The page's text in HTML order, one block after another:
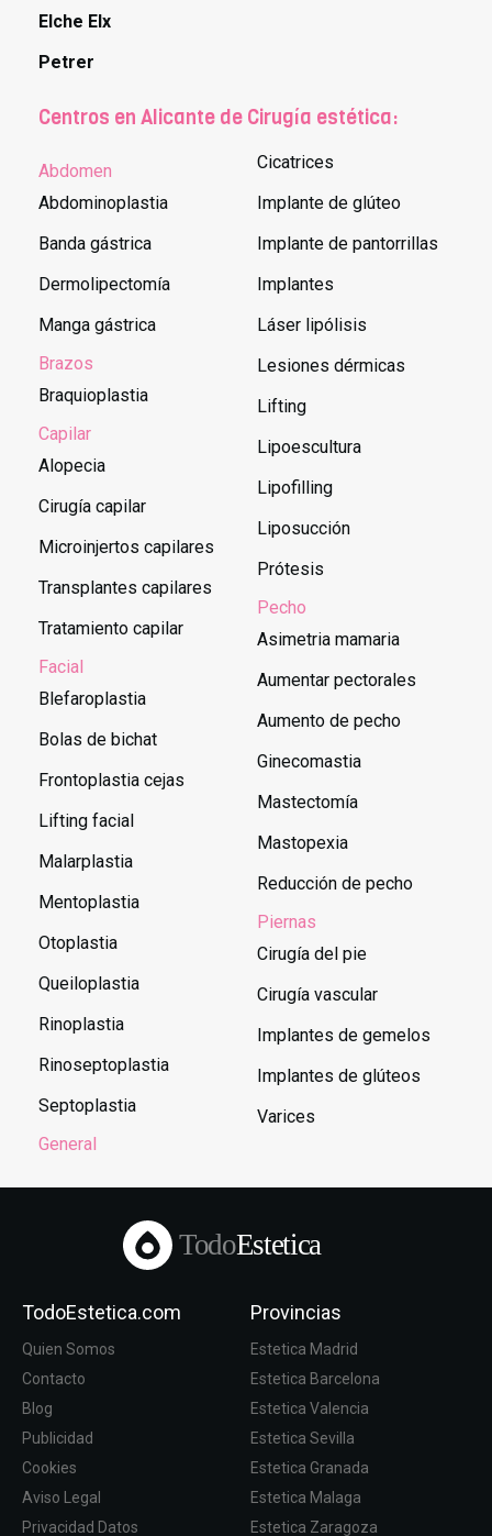
Elche Elx
Petrer
Centros en Alicante de Cirugía estética:
Abdomen
Abdominoplastia
Banda gástrica
Dermolipectomía
Manga gástrica
Brazos
Braquioplastia
Capilar
Alopecia
Cirugía capilar
Microinjertos capilares
Transplantes capilares
Tratamiento capilar
Facial
Blefaroplastia
Bolas de bichat
Frontoplastia cejas
Lifting facial
Malarplastia
Mentoplastia
Otoplastia
Queiloplastia
Rinoplastia
Rinoseptoplastia
Septoplastia
General
Cicatrices
Implante de glúteo
Implante de pantorrillas
Implantes
Láser lipólisis
Lesiones dérmicas
Lifting
Lipoescultura
Lipofilling
Liposucción
Prótesis
Pecho
Asimetria mamaria
Aumentar pectorales
Aumento de pecho
Ginecomastia
Mastectomía
Mastopexia
Reducción de pecho
Piernas
Cirugía del pie
Cirugía vascular
Implantes de gemelos
Implantes de glúteos
Varices
TodoEstetica
TodoEstetica.com
Quien Somos
Contacto
Blog
Publicidad
Cookies
Aviso Legal
Privacidad Datos
Provincias
Estetica Madrid
Estetica Barcelona
Estetica Valencia
Estetica Sevilla
Estetica Granada
Estetica Malaga
Estetica Zaragoza